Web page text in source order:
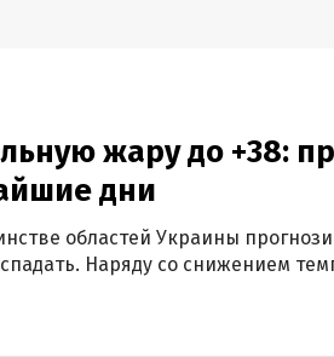
жару до +38:
дни
областей Украины
Наряду со снижением